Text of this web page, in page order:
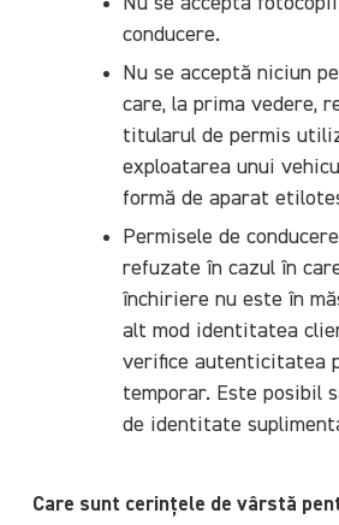
conducere.
Nu se acceptă niciun
care, la prima vedere,
titularul de permis
exploatarea unui
formă de aparat
Permisele de
refuzate în cazul în
închiriere nu este în
alt mod identitatea
verifice autenticitatea
temporar. Este posibil
de identitate
Care sunt cerințele de vârstă